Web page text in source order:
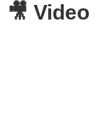
🎥 Video